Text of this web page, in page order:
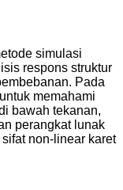
simulasi
respons struktur
Pada
memahami
bawah tekanan,
perangkat lunak
non-linear karet